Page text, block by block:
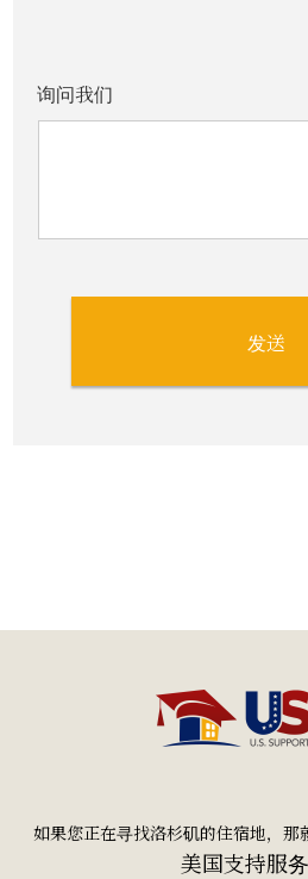
询问我们
发送
如果您正在寻找洛杉矶的住宿地，那
美国支持服